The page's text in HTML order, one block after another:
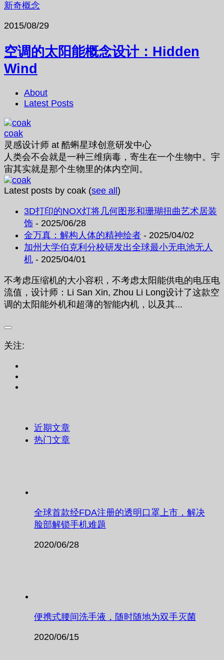
新奇概念
2015/08/29
空调的太阳能概念设计：Hidden
Wind
About
Latest Posts
coak
灵感设计师 at 酷蝌星球创意研发中心
人类会不会就是一种三维病毒，寄生在一个生物中。宇
宙其实就是那个生物里的体内空间。
Latest posts by coak (see all )
3D打印的NOX灯将几何图形和珊瑚扭曲艺术居装
饰 - 2025/06/28
金万真：解构人体的精神绘者 - 2025/04/02
加州大学伯克利分校研发出全球最小无电池无人
机 - 2025/04/01
不考虑压缩机的大小容积，不考虑太阳能供电的电压电
流值，设计师：Li San Xin, Zhou Li Long设计了这款空
调的太阳能外机和超薄的智能内机，以及其...
关注:
近期文章
热门文章
全球首款经FDA注册的透明口罩上市，解决
脸部解锁手机难题
2020/06/28
便携式腰间洗手液，随时随地为双手灭菌
2020/06/15